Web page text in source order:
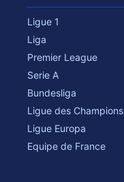
Ligue 1
Liga
Premier League
Serie A
Bundesliga
Ligue des Champions
Ligue Europa
Equipe de France